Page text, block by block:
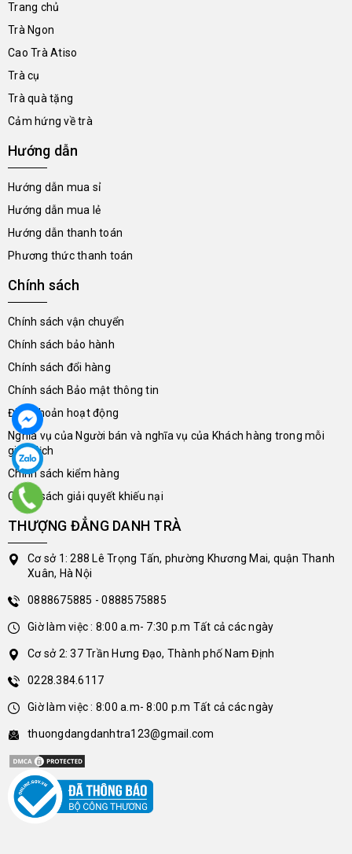
Trang chủ
Trà Ngon
Cao Trà Atiso
Trà cụ
Trà quà tặng
Cảm hứng về trà
Hướng dẫn
Hướng dẫn mua sỉ
Hướng dẫn mua lẻ
Hướng dẫn thanh toán
Phương thức thanh toán
Chính sách
Chính sách vận chuyển
Chính sách bảo hành
Chính sách đổi hàng
Chính sách Bảo mật thông tin
Điều khoản hoạt động
Nghĩa vụ của Người bán và nghĩa vụ của Khách hàng trong mỗi
giao dịch
Chính sách kiểm hàng
Chính sách giải quyết khiếu nại
THƯỢNG ĐẲNG DANH TRÀ
Cơ sở 1: 288 Lê Trọng Tấn, phường Khương Mai, quận Thanh
Xuân, Hà Nội
0888675885 - 0888575885
Giờ làm việc : 8:00 a.m- 7:30 p.m Tất cả các ngày
Cơ sở 2: 37 Trần Hưng Đạo, Thành phố Nam Định
0228.384.6117
Giờ làm việc : 8:00 a.m- 8:00 p.m Tất cả các ngày
thuongdangdanhtra123@gmail.com